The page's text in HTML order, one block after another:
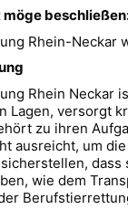
möge
Rhein-Neckar
Rhein Neckar
Lagen, versorgt
zu ihren
ausreicht, um
wie dem